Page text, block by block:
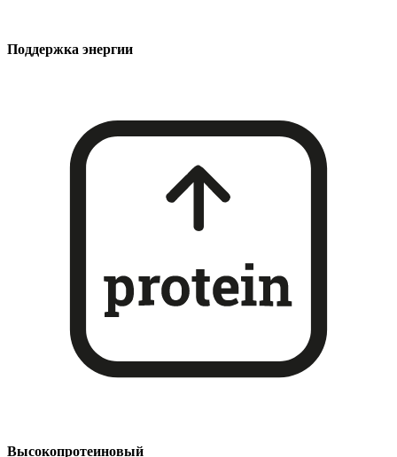
Поддержка энергии
Высокопротеиновый